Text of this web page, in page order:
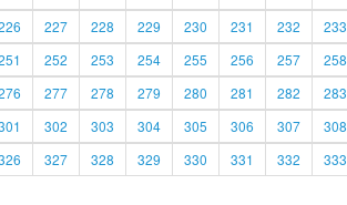
227 228 229 230 231 232 233
252 253 254 255 256 257 258
277 278 279 280 281 282 283
302 303 304 305 306 307 308
327 328 329 330 331 332 333